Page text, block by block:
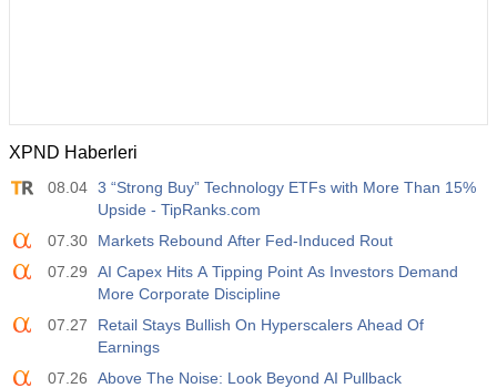
XPND Haberleri
08.04 3 “Strong Buy” Technology ETFs with More Than 15%
Upside - TipRanks.com
07.30
Markets Rebound After Fed-Induced Rout
07.29
AI Capex Hits A Tipping Point As Investors Demand
More Corporate Discipline
07.27
Retail Stays Bullish On Hyperscalers Ahead Of
Earnings
07.26
Above The Noise: Look Beyond AI Pullback